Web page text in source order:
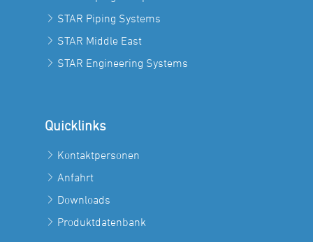
STAR Piping Systems
STAR Middle East
STAR Engineering Systems
Quicklinks
Kontaktpersonen
Anfahrt
Downloads
Produktdatenbank